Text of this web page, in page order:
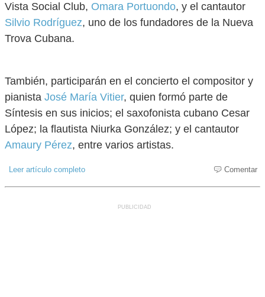
Vista Social Club, Omara Portuondo, y el cantautor
Silvio Rodríguez, uno de los fundadores de la Nueva
Trova Cubana.
También, participarán en el concierto el compositor y
pianista José María Vitier, quien formó parte de
Síntesis en sus inicios; el saxofonista cubano Cesar
López; la flautista Niurka González; y el cantautor
Amaury Pérez, entre varios artistas.
Leer artículo completo Comentar
PUBLICIDAD